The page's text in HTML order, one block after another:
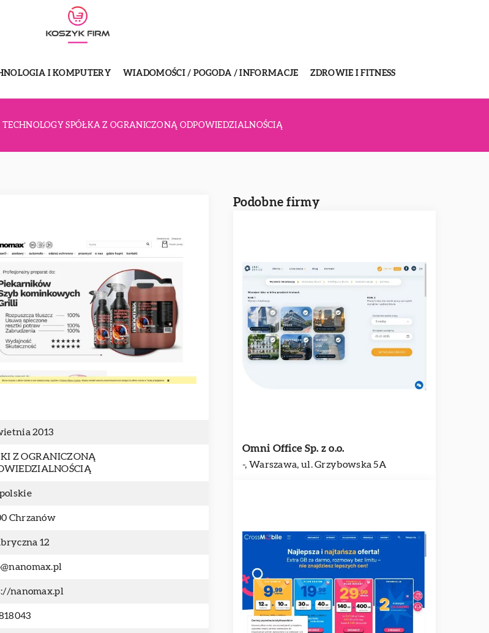
I KOMPUTERY WIADOMOŚCI / POGODA / INFORMACJE ZDROWIE I FITNESS
SPÓŁKA Z OGRANICZONĄ ODPOWIEDZIALNOŚCIĄ
2013
Z OGRANICZONĄ
Chrzanów
12
nanomax.pl
Podobne firmy
Omni Office Sp. z o.o.
-, Warszawa, ul. Grzybowska 5A